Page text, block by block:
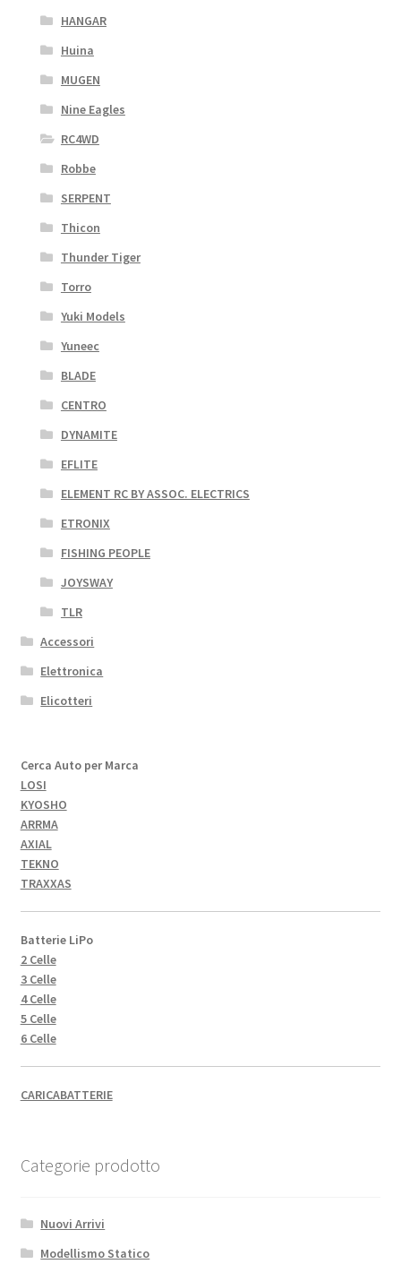
HANGAR
Huina
MUGEN
Nine Eagles
RC4WD
Robbe
SERPENT
Thicon
Thunder Tiger
Torro
Yuki Models
Yuneec
BLADE
CENTRO
DYNAMITE
EFLITE
ELEMENT RC BY ASSOC. ELECTRICS
ETRONIX
FISHING PEOPLE
JOYSWAY
TLR
Accessori
Elettronica
Elicotteri
Cerca Auto per Marca
LOSI
KYOSHO
ARRMA
AXIAL
TEKNO
TRAXXAS
Batterie LiPo
2 Celle
3 Celle
4 Celle
5 Celle
6 Celle
CARICABATTERIE
Categorie prodotto
Nuovi Arrivi
Modellismo Statico